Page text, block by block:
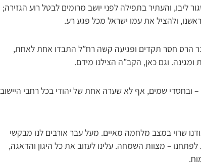
והעתיר בתפילה לפני יושב מרומים לבטל רוע הגזירה;
ולהציל את עמו ישראל מכל פגע רע.
הרס חסר תקדים ופגיעה קשה רח”ל התבדו אחת לאחת,
וגם כאן, הקב”ה הצילנו מידם.
– ובחסדי שמים, אף לא שערה אחת של יהודי בכל רחבי היישוב
שרוי במצב מלחמה מאיים. מעל עבר אורבים לנו מבקשי
– מצוות השמחה. עלינו לעזוב את כל היגון והדאגה,